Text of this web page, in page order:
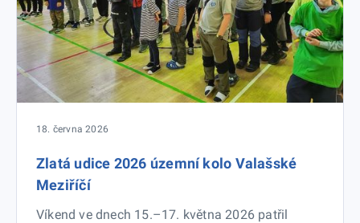
18. června 2026
Zlatá udice 2026 územní kolo Valašské
Meziříčí
Víkend ve dnech 15.–17. května 2026 patřil